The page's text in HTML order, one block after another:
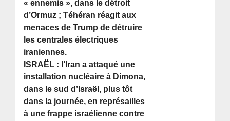
« ennemis », dans le détroit
d’Ormuz ; Téhéran réagit aux
menaces de Trump de détruire
les centrales électriques
iraniennes.
ISRAËL : l’Iran a attaqué une
installation nucléaire à Dimona,
dans le sud d’Israël, plus tôt
dans la journée, en représailles
à une frappe israélienne contre